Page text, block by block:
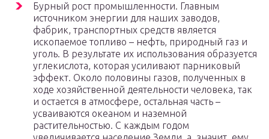
Бурный рост промышленности. Главным
источником энергии для наших заводов,
фабрик, транспортных средств является
ископаемое топливо – нефть, природный газ и
уголь. В результате их использования образуется
углекислота, которая усиливают парниковый
эффект. Около половины газов, полученных в
ходе хозяйственной деятельности человека, так
и остается в атмосфере, остальная часть –
усваиваются океаном и наземной
растительностью. С каждым годом